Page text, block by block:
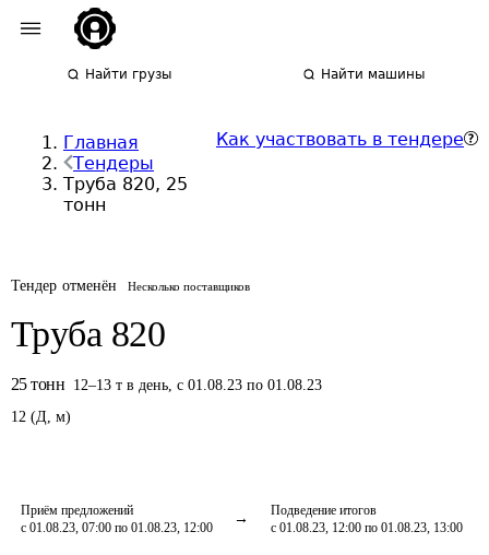
Найти грузы Найти машины
Главная
Тендеры
Труба 820, 25
тонн
Как участвовать в тендере
Тендер отменён Несколько поставщиков
Труба 820
25 тонн 12–13 т в день,с 01.08.23 по 01.08.23
12 (Д, м)
Приём предложений
с 01.08.23, 07:00 по 01.08.23, 12:00
Подведение итогов
с 01.08.23, 12:00 по 01.08.23, 13:00